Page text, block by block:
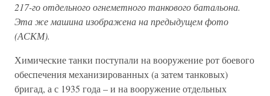
217-го отдельного огнеметного танкового батальона.
Эта же машина изображена на предыдущем фото
(АСКМ).
Химические танки поступали на вооружение рот боевого
обеспечения механизированных (а затем танковых)
бригад, а с 1935 года – и на вооружение отдельных